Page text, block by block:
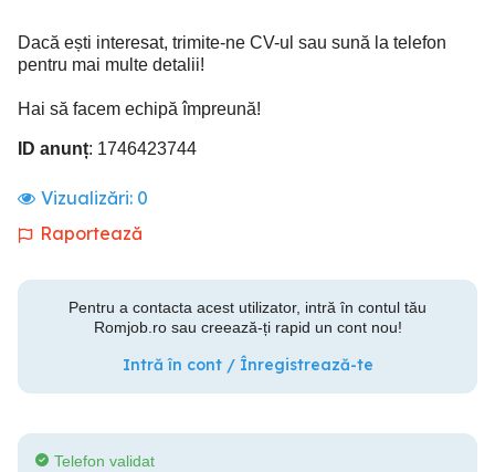
Dacă ești interesat, trimite-ne CV-ul sau sună la telefon
pentru mai multe detalii!
Hai să facem echipă împreună!
ID anunț: 1746423744
Vizualizări: 0
Raportează
Pentru a contacta acest utilizator, intră în contul tău
Romjob.ro sau creează-ți rapid un cont nou!
Intră în cont / Înregistrează-te
Telefon validat